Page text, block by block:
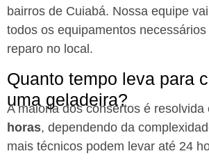
bairros de Cuiabá. Nossa equipe
todos os equipamentos
reparo no local.
Quanto tempo leva para
uma geladeira?
A maioria dos consertos é resolvida
horas, dependendo da
mais técnicos podem levar até 24